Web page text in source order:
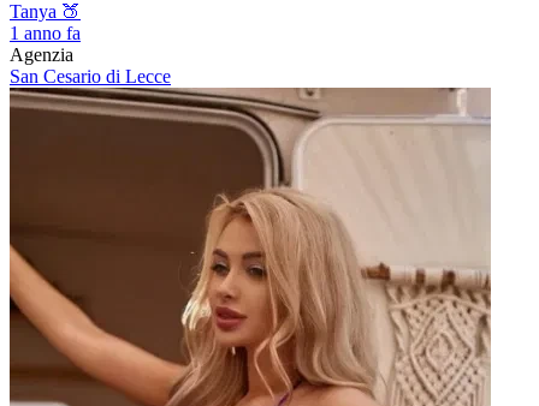
Tanya 🍑
1 anno fa
Agenzia
San Cesario di Lecce